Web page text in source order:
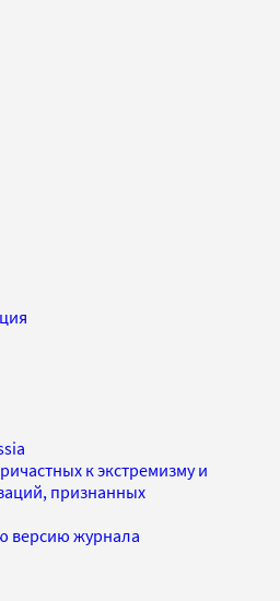
к экстремизму и
признанных
версию журнала